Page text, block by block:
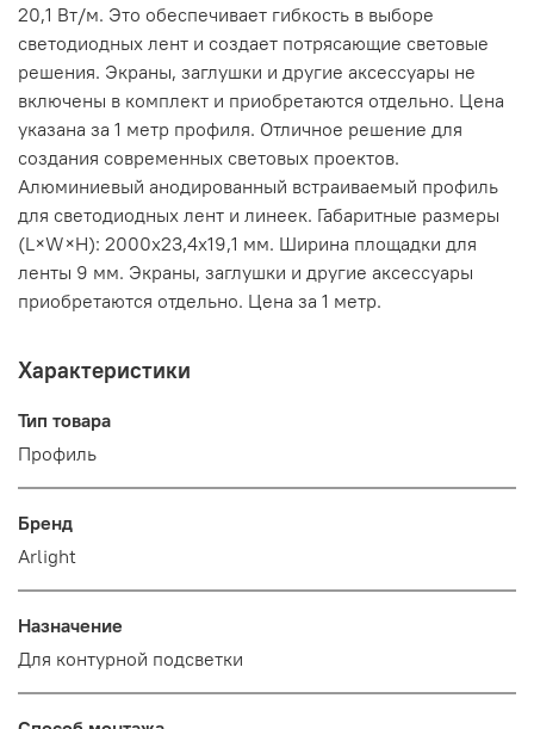
20,1 Вт/м. Это обеспечивает гибкость в выборе
светодиодных лент и создает потрясающие световые
решения. Экраны, заглушки и другие аксессуары не
включены в комплект и приобретаются отдельно. Цена
указана за 1 метр профиля. Отличное решение для
создания современных световых проектов.
Алюминиевый анодированный встраиваемый профиль
для светодиодных лент и линеек. Габаритные размеры
(L×W×H): 2000x23,4x19,1 мм. Ширина площадки для
ленты 9 мм. Экраны, заглушки и другие аксессуары
приобретаются отдельно. Цена за 1 метр.
Характеристики
Тип товара
Профиль
Бренд
Arlight
Назначение
Для контурной подсветки